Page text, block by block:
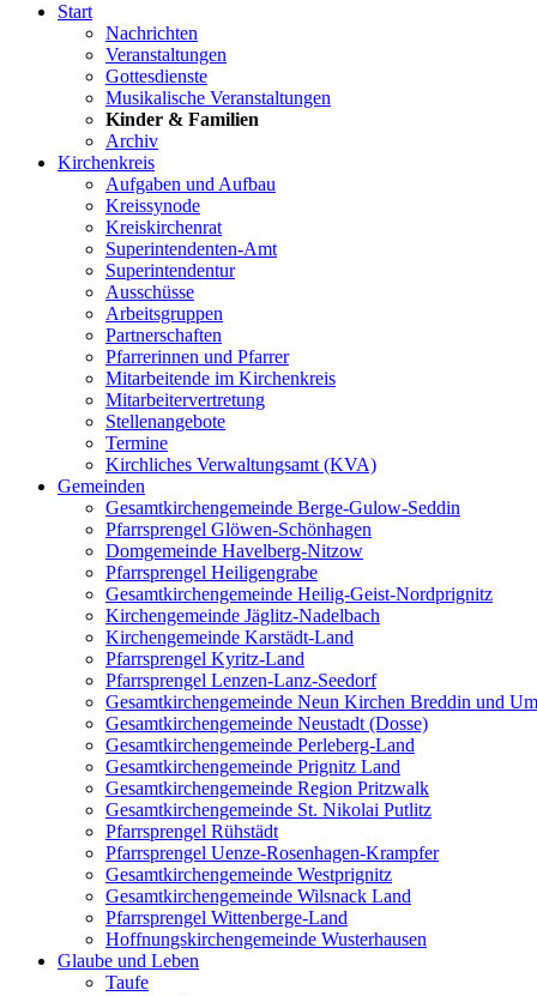
Start
Nachrichten
Veranstaltungen
Gottesdienste
Musikalische Veranstaltungen
Kinder & Familien
Archiv
Kirchenkreis
Aufgaben und Aufbau
Kreissynode
Kreiskirchenrat
Superintendenten-Amt
Superintendentur
Ausschüsse
Arbeitsgruppen
Partnerschaften
Pfarrerinnen und Pfarrer
Mitarbeitende im Kirchenkreis
Mitarbeitervertretung
Stellenangebote
Termine
Kirchliches Verwaltungsamt (KVA)
Gemeinden
Gesamtkirchengemeinde Berge-Gulow-Seddin
Pfarrsprengel Glöwen-Schönhagen
Domgemeinde Havelberg-Nitzow
Pfarrsprengel Heiligengrabe
Gesamtkirchengemeinde Heilig-Geist-Nordprignitz
Kirchengemeinde Jäglitz-Nadelbach
Kirchengemeinde Karstädt-Land
Pfarrsprengel Kyritz-Land
Pfarrsprengel Lenzen-Lanz-Seedorf
Gesamtkirchengemeinde Neun Kirchen Breddin und
Gesamtkirchengemeinde Neustadt (Dosse)
Gesamtkirchengemeinde Perleberg-Land
Gesamtkirchengemeinde Prignitz Land
Gesamtkirchengemeinde Region Pritzwalk
Gesamtkirchengemeinde St. Nikolai Putlitz
Pfarrsprengel Rühstädt
Pfarrsprengel Uenze-Rosenhagen-Krampfer
Gesamtkirchengemeinde Westprignitz
Gesamtkirchengemeinde Wilsnack Land
Pfarrsprengel Wittenberge-Land
Hoffnungskirchengemeinde Wusterhausen
Glaube und Leben
Taufe